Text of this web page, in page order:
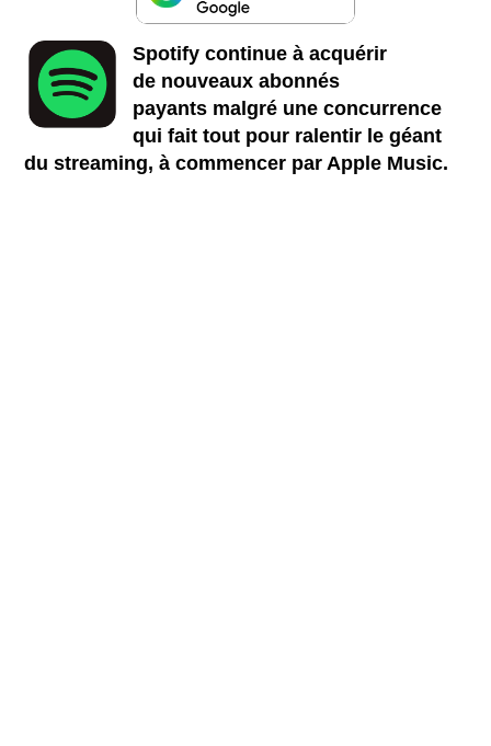
Spotify continue à acquérir
de nouveaux abonnés
payants malgré une concurrence
qui fait tout pour ralentir le géant
du streaming, à commencer par Apple Music.